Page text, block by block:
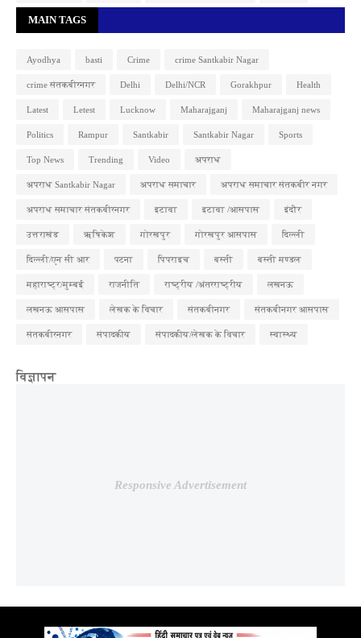
MAIN TAGS
Ayodhya basti Crime crime Santkabir Nagar
crime संतकबीरनगर Delhi Delhi/NCR Gorakhpur Health
Latest Letest Lucknow Maharajganj Maharajganj news
Politics Rampur Santkabir Santkabir Nagar Sports
Top News Trending Video अपराध
अपराध Santkabir Nagar अपराध समाचार अपराध समाचार संतकबीर नगर
अपराध समाचार संतकबीरनगर इटावा इटावा /आसपास इंदौर
उत्तराखंड ऋषिकेश गोरखपुर गोरखपुर आसपास दिल्ली
दिल्ली/एन सी आर पटना पिपराइच बस्ती बस्ती मण्डल
महाराष्ट्र/मुम्बई राजनीति राष्ट्रीय /अंतरराष्ट्रीय लखनऊ
लखनऊ आसपास लेखक के विचार संतकबीनगर संतकबीनगर आसपास
संतकबीरनगर संपादकीय संपादकीय/लेखक के विचार स्वास्थ्य
विज्ञापन
Responsive Advertisement